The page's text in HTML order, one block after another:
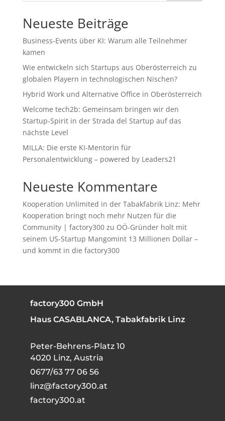
Neueste Beiträge
Business-Events über KI: Warum alle Teilnehmer
kamen
Wie entwickeln sich Startups aus Oberösterreich zu
globalen Playern in technologischen Nischen?
Hybrid Work und Alternative Office in Oberösterreich
Welcome tech2b: Gemeinsam bringen wir den
Startup-Spirit in der Strada del Startup auf das
nächste Level
MILLA: Die erste KI-Mentorin für
Personalentwicklung – powered by Leaders21
Neueste Kommentare
Kooperation Unlimited in der Tabakfabrik Linz: Mehr
Kooperation bringt noch mehr Nutzen für die
Community | factory300zu OÖ-Gründer holt mit
seinem US-Startup Mangomint 13 Millionen Dollar –
und kommt in die factory300
factory300 GmbH
Haus CASABLANCA, Tabakfabrik Linz
Peter-Behrens-Platz 10
4020 Linz, Austria
0677/63 77 06 56
linz@factory300.at
factory300.at